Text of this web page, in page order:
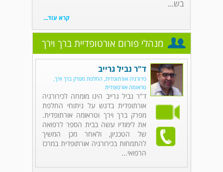
בש...
קרא עוד...
מנהלי פורום אורטופדיית ברך וירך
ד"ר נביל גרייב
כירורגיה אורתופדית, החלפת מפרק ברך וירך,
טראומה אורטופדית
ד"ר נביל גרייב הינו מומחה לכירורגיה
אורתופדית בדגש על ניתוחי החלפת
מפרק ברך וירך וטראומה אורתופדית.
את לימודיו עשה בבית הספר לרפואה
של הטכניון, ולאחר מכן המשיך
להתמחות בכירורגיה אורתופדית במרכז
הרפואי...